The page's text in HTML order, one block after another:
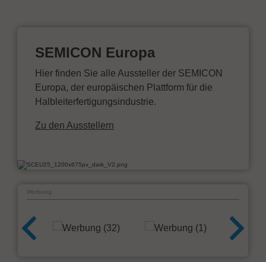
SEMICON Europa
Hier finden Sie alle Aussteller der SEMICON
Europa, der europäischen Plattform für die
Halbleiterfertigungsindustrie.
Zu den Ausstellern
Werbung